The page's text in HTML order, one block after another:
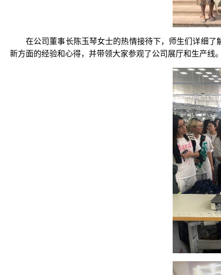
在公司董事长陈玉琴女士的热情接待下，师生们详细
新方面的经验和心得，并带领大家参观了公司展厅和生产